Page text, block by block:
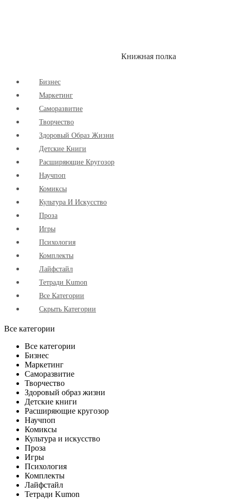
Книжная полка
Бизнес
Маркетинг
Cаморазвитие
Творчество
Здоровый Образ Жизни
Детские Книги
Расширяющие Кругозор
Научпоп
Комиксы
Культура И Искусство
Проза
Игры
Психология
Комплекты
Лайфстайл
Тетради Kumon
Все Категории
Скрыть Категории
Все категории
Все категории
Бизнес
Маркетинг
Саморазвитие
Творчество
Здоровый образ жизни
Детские книги
Расширяющие кругозор
Научпоп
Комиксы
Культура и искусство
Проза
Игры
Психология
Комплекты
Лайфстайл
Тетради Kumon